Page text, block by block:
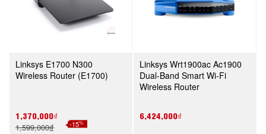
Linksys E1700 N300
Wireless Router (E1700)
1,370,000₫
1,599,000₫ -15%
Linksys Wrt1900ac Ac1900
Dual-Band Smart Wi-Fi
Wireless Router
6,424,000₫